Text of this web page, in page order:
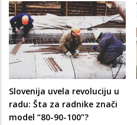
Slovenija uvela revoluciju u
radu: Šta za radnike znači
model “80-90-100”?